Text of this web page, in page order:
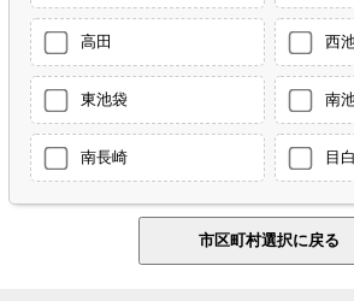
高田 西
東池袋 南
南長崎 目白